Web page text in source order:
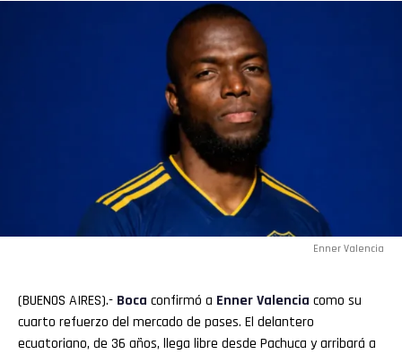
Enner Valencia
(BUENOS AIRES).- Boca confirmó a Enner Valencia como su
cuarto refuerzo del mercado de pases. El delantero
ecuatoriano, de 36 años, llega libre desde Pachuca y arribará a